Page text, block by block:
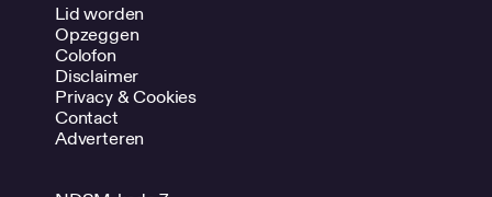
Lid worden
Opzeggen
Colofon
Disclaimer
Privacy & Cookies
Contact
Adverteren